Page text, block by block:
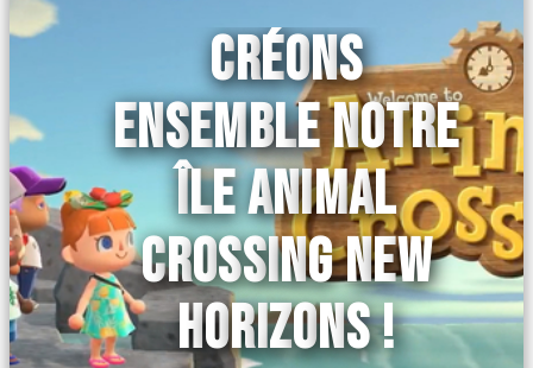
CRÉONS
ENSEMBLE NOTRE
ÎLE ANIMAL
CROSSING NEW
HORIZONS !